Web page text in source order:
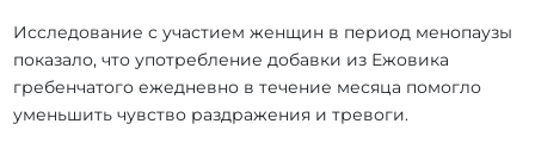
Исследование с участием женщин в период менопаузы
показало, что употребление добавки из Ежовика
гребенчатого ежедневно в течение месяца помогло
уменьшить чувство раздражения и тревоги.